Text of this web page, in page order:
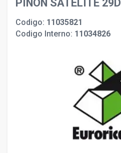
PIÑON SATELITE 29D
Codigo: 11035821
Codigo Interno: 11034826